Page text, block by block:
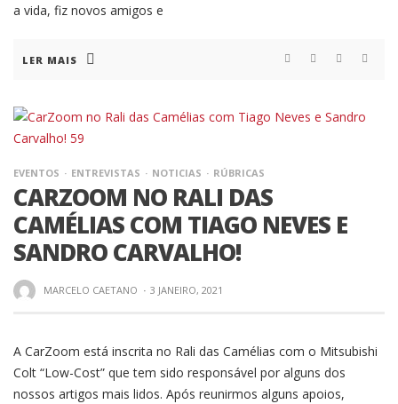
a vida, fiz novos amigos e
LER MAIS
EVENTOS ENTREVISTAS NOTICIAS RÚBRICAS
CARZOOM NO RALI DAS
CAMÉLIAS COM TIAGO NEVES E
SANDRO CARVALHO!
MARCELO CAETANO · 3 JANEIRO, 2021
A CarZoom está inscrita no Rali das Camélias com o Mitsubishi
Colt “Low-Cost” que tem sido responsável por alguns dos
nossos artigos mais lidos. Após reunirmos alguns apoios,